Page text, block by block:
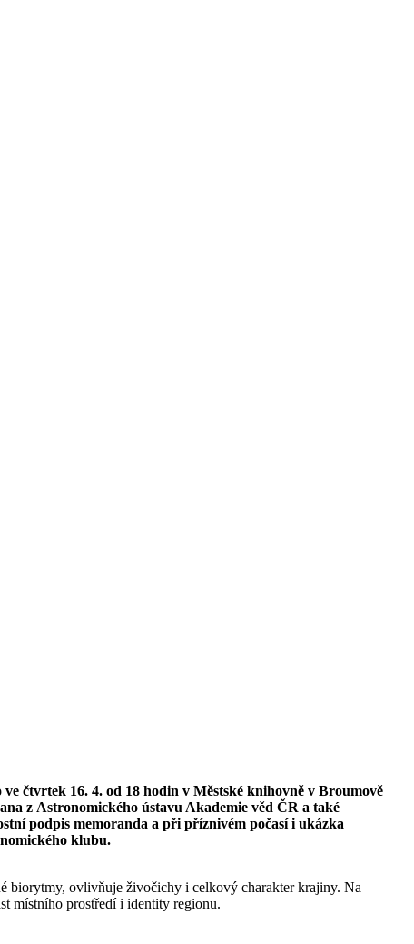
čtvrtek 16. 4. od 18 hodin v Městské knihovně v Broumově
z Astronomického ústavu Akademie věd ČR a také
podpis memoranda a při příznivém počasí i ukázka
klubu.
biorytmy, ovlivňuje živočichy i celkový charakter krajiny. Na
místního prostředí i identity regionu.